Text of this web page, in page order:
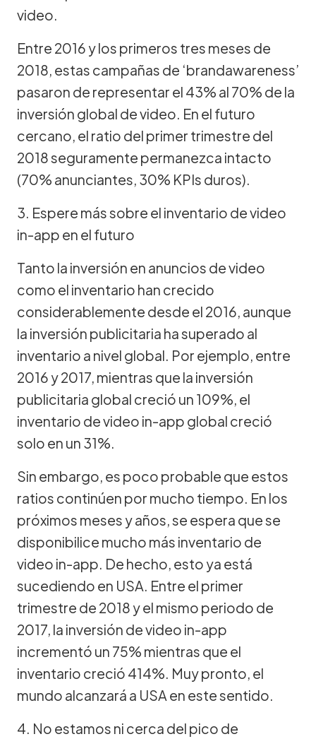
video.
Entre 2016 y los primeros tres meses de
2018, estas campañas de ‘brandawareness’
pasaron de representar el 43% al 70% de la
inversión global de video. En el futuro
cercano, el ratio del primer trimestre del
2018 seguramente permanezca intacto
(70% anunciantes, 30% KPIs duros).
3. Espere más sobre el inventario de video
in-app en el futuro
Tanto la inversión en anuncios de video
como el inventario han crecido
considerablemente desde el 2016, aunque
la inversión publicitaria ha superado al
inventario a nivel global. Por ejemplo, entre
2016 y 2017, mientras que la inversión
publicitaria global creció un 109%, el
inventario de video in-app global creció
solo en un 31%.
Sin embargo, es poco probable que estos
ratios continúen por mucho tiempo. En los
próximos meses y años, se espera que se
disponibilice mucho más inventario de
video in-app. De hecho, esto ya está
sucediendo en USA. Entre el primer
trimestre de 2018 y el mismo periodo de
2017, la inversión de video in-app
incrementó un 75% mientras que el
inventario creció 414%. Muy pronto, el
mundo alcanzará a USA en este sentido.
4. No estamos ni cerca del pico de